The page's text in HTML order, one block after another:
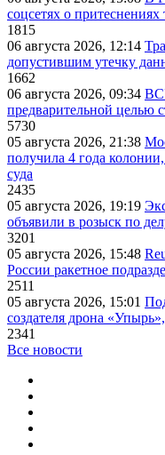
соцсетях о
1815
06 августа 2026, 12:14
допустившим утечку
1662
06 августа 2026, 09:34
предварительной целью
5730
05 августа 2026, 21:38
получила 4 года
суда
2435
05 августа 2026, 19:19
объявили в розыск по
3201
05 августа 2026, 15:48
России ракетное
2511
05 августа 2026, 15:01
создателя дрона
2341
Все новости